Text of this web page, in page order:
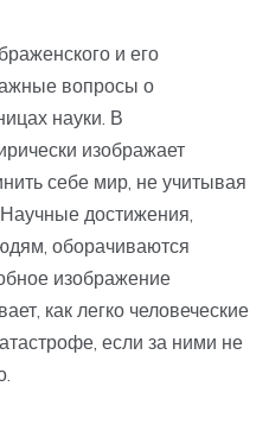
и его
вопросы о
науки. В
изображает
себе мир, не учитывая
достижения,
оборачиваются
изображение
как легко человеческие
если за ними не